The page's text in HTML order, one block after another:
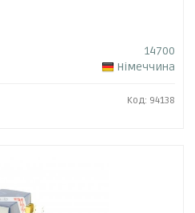
14700
Німеччина
Код: 94138